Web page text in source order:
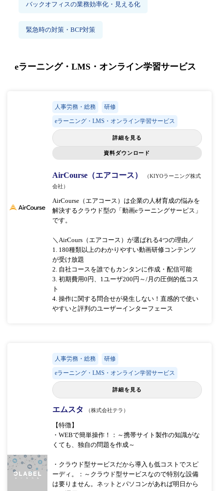
バックオフィスの業務効率化・見える化
緊急時の対策・BCP対策
eラーニング・LMS・オンライン学習サービス
人事労務・総務 研修
eラーニング・LMS・オンライン学習サービス
詳細を見る
資料ダウンロード
AirCourse（エアコース）
（KIYOラーニング株式
会社）
AirCourse（エアコース）は企業の人材育成の悩みを
解決するクラウド型の「動画eラーニングサービス」
です。
＼AirCours（エアコース）が選ばれる4つの理由／
1. 180種類以上のわかりやすい動画研修コンテンツ
が受け放題
2. 自社コースを誰でもカンタンに作成・配信可能
3. 初期費用0円、1ユーザ200円～/月の圧倒的低コス
ト
4. 操作に関する問合せが発生しない！直感的で使い
やすいと評判のユーザーインターフェース
人事労務・総務 研修
eラーニング・LMS・オンライン学習サービス
詳細を見る
エムスタ （株式会社テラ）
【特徴】
・WEBで簡単操作！：～携帯サイト製作の知識がな
くても、独自の問題を作成～
・クラウド型サービスだから導入も低コストでスピ
ーディ。：～クラウド型サービスなので特別な設備
は要りません。ネットとパソコンがあれば明日から